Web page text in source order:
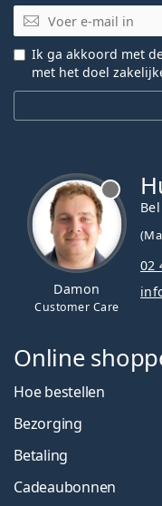
E-mail
Ik ga akkoord met
met het doel
Damon
Customer Care
02
Online
Hoe bestellen
Bezorging
Betaling
Cadeaubonnen